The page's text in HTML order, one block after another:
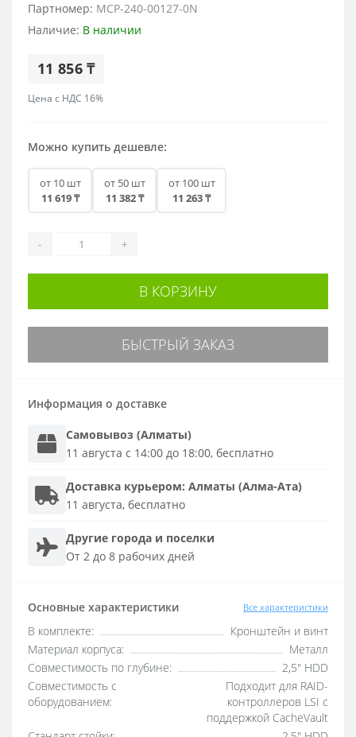
Партномер: MCP-240-00127-0N
Наличие: В наличии
11 856 ₸
Цена с НДС 16%
Можно купить дешевле:
от 10 шт
11 619 ₸
от 50 шт
11 382 ₸
от 100 шт
11 263 ₸
- +
В КОРЗИНУ
БЫСТРЫЙ ЗАКАЗ
Информация о доставке
Самовывоз (Алматы)
11 августа с 14:00 до 18:00, бесплатно
Доставка курьером: Алматы (Алма-Ата)
11 августа, бесплатно
Другие города и поселки
От 2 до 8 рабочих дней
Основные характеристики Все характеристики
В комплекте:
Кронштейн и винт
Материал корпуса:
Металл
Совместимость по глубине:
2,5" HDD
Совместимость с
оборудованием:
Подходит для RAID-
контроллеров LSI с
поддержкой CacheVault